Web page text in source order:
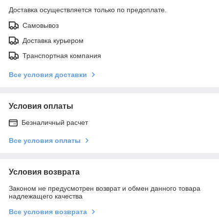
Доставка осуществляется только по предоплате.
Самовывоз
Доставка курьером
Транспортная компания
Все условия доставки
Условия оплаты
Безналичный расчет
Все условия оплаты
Условия возврата
Законом не предусмотрен возврат и обмен данного товара
надлежащего качества
Все условия возврата